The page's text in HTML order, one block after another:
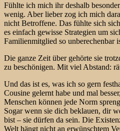
Fühlte ich mich ihr deshalb
wenig. Aber lieber zog ich mich
nicht Betroffene. Das fühlte sich
es einfach gewisse Strategien um
Familienmitglied so unberechenbar
Die ganze Zeit über gehörte sie
zu beschönigen. Mit viel Abstand:
Und das ist es, was ich so gern
Cousine gelernt habe und mal
Menschen können jede Norm
Sogar wenn sie dich beklauen, dir
bist – sie dürfen da sein. Die
Welt hängt nicht an erwünschtem